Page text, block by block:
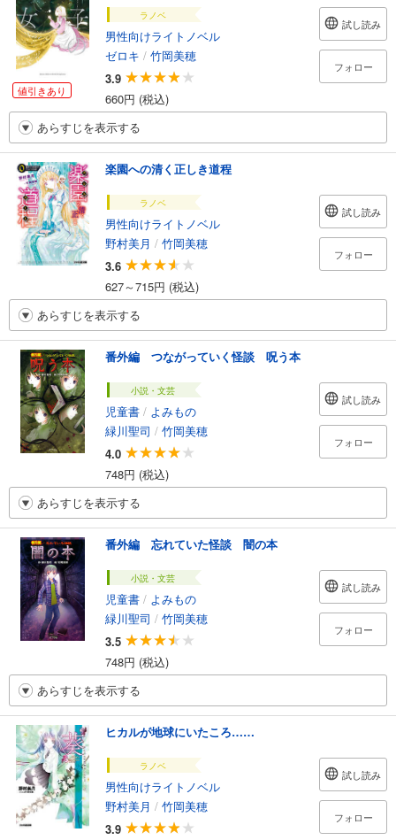
値引きあり
ラノベ
男性向けライトノベル
ゼロキ / 竹岡美穂
3.9
660円 (税込)
試し読み
フォロー
あらすじを表示する
楽園への清く正しき道程
ラノベ
男性向けライトノベル
野村美月 / 竹岡美穂
3.6
627～715円 (税込)
試し読み
フォロー
あらすじを表示する
番外編 つながっていく怪談 呪う本
小説・文芸
児童書 / よみもの
緑川聖司 / 竹岡美穂
4.0
748円 (税込)
試し読み
フォロー
あらすじを表示する
番外編 忘れていた怪談 闇の本
小説・文芸
児童書 / よみもの
緑川聖司 / 竹岡美穂
3.5
748円 (税込)
試し読み
フォロー
あらすじを表示する
ヒカルが地球にいたころ……
ラノベ
男性向けライトノベル
野村美月 / 竹岡美穂
3.9
試し読み
フォロー